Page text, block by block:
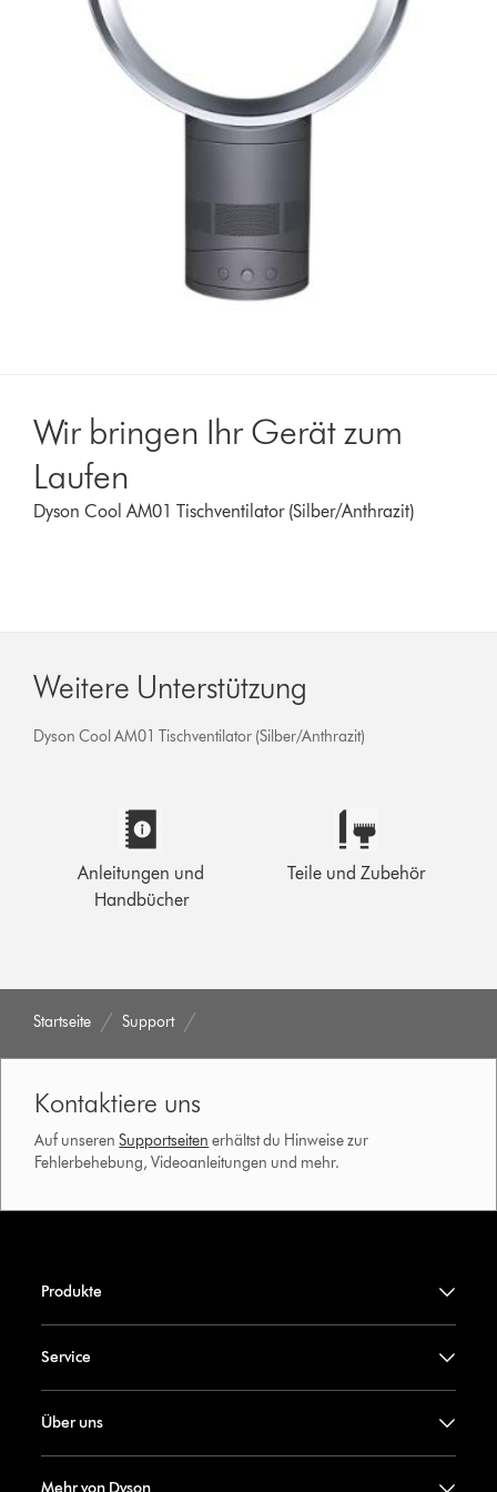
Wir bringen Ihr Gerät zum
Laufen
Dyson Cool AM01 Tischventilator (Silber/Anthrazit)
Weitere Unterstützung
Dyson Cool AM01 Tischventilator (Silber/Anthrazit)
Anleitungen und
Handbücher
Teile und Zubehör
Startseite Support
Kontaktiere uns
Auf unserenSupportseiten erhältst du Hinweise zur
Fehlerbehebung, Videoanleitungen und mehr.
Produkte
Service
Über uns
Mehr von Dyson